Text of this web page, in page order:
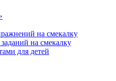
на смекалку
на смекалку
для детей